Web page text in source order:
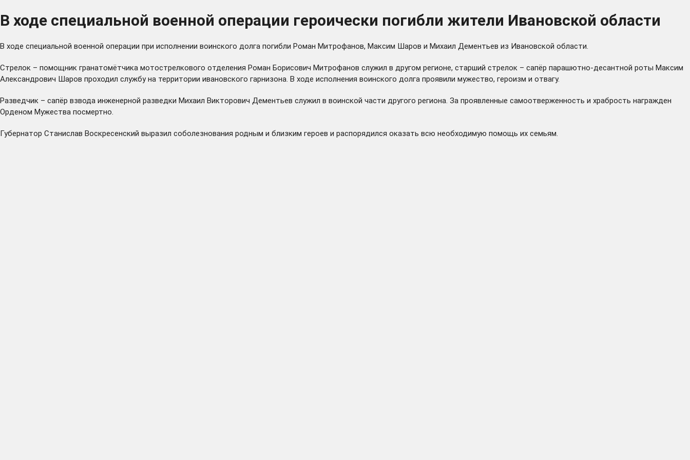
В ходе специальной военной операции героически погибли жители Ивановской области
В ходе специальной военной операции при исполнении воинского долга погибли Роман Митрофанов, Максим Шаров и Михаил Дементьев из Ивановской области.
Стрелок – помощник гранатомётчика мотострелкового отделения Роман Борисович Митрофанов служил в другом регионе, старший стрелок – сапёр парашютно-десантной роты Максим
Александрович Шаров проходил службу на территории ивановского гарнизона. В ходе исполнения воинского долга проявили мужество, героизм и отвагу.
Разведчик – сапёр взвода инженерной разведки Михаил Викторович Дементьев служил в воинской части другого региона. За проявленные самоотверженность и храбрость награжден
Орденом Мужества посмертно.
Губернатор Станислав Воскресенский выразил соболезнования родным и близким героев и распорядился оказать всю необходимую помощь их семьям.